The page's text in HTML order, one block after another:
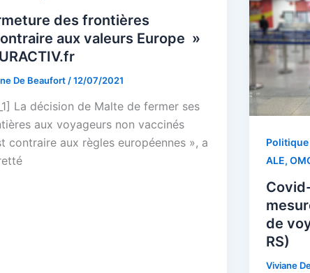
des frontières
aux valeurs Europe »
De Beaufort /12/07/2021
La décision de Malte de fermer ses
aux voyageurs non vaccinés
contraire aux règles européennes », a
Politique
ALE,
de
RS)
Viviane